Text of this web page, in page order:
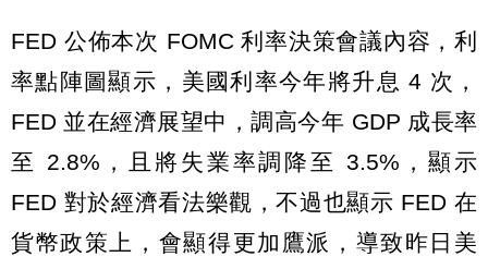
FED 公佈本次 FOMC 利率決策會議內容，利
率點陣圖顯示，美國利率今年將升息 4 次，
FED 並在經濟展望中，調高今年 GDP 成長率
至 2.8%，且將失業率調降至 3.5%，顯示
FED 對於經濟看法樂觀，不過也顯示 FED 在
貨幣政策上，會顯得更加鷹派，導致昨日美